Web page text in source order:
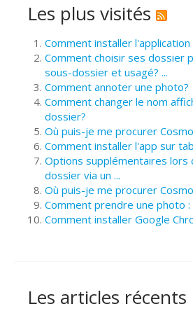
Les plus visités
Comment installer l'application
Comment choisir ses dossier
sous-dossier et usagé? ...
Comment annoter une photo?
Comment changer le nom
dossier?
Où puis-je me procurer
Comment installer l'app sur
Options supplémentaires lors
dossier via un ...
Où puis-je me procurer
Comment prendre une photo :
Comment installer Google
Les articles récents